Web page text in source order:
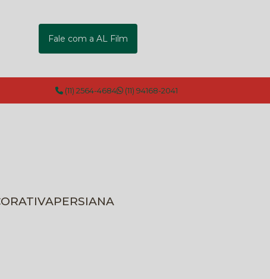
Fale com a AL Film
(11) 2564-4684 (11) 94168-2041
PERSIANA